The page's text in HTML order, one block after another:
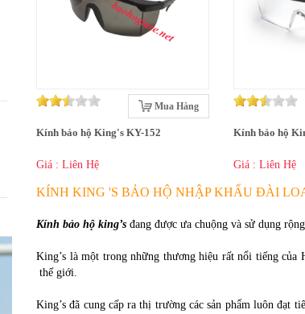
Mua Hàng
Kính bảo hộ King's KY-152
Giá : Liên Hệ
Kính bảo hộ
Giá : Liên Hệ
KÍNH KING 'S BẢO HỘ NHẬP KHẨU ĐÀI
Kính bảo hộ king’s đang được ưa chuộng và sử dụng
King’s là một trong những thương hiệu rất nổi tiếng
thế giới.
King’s đã cung cấp ra thị trường các sản phẩm luôn đạt